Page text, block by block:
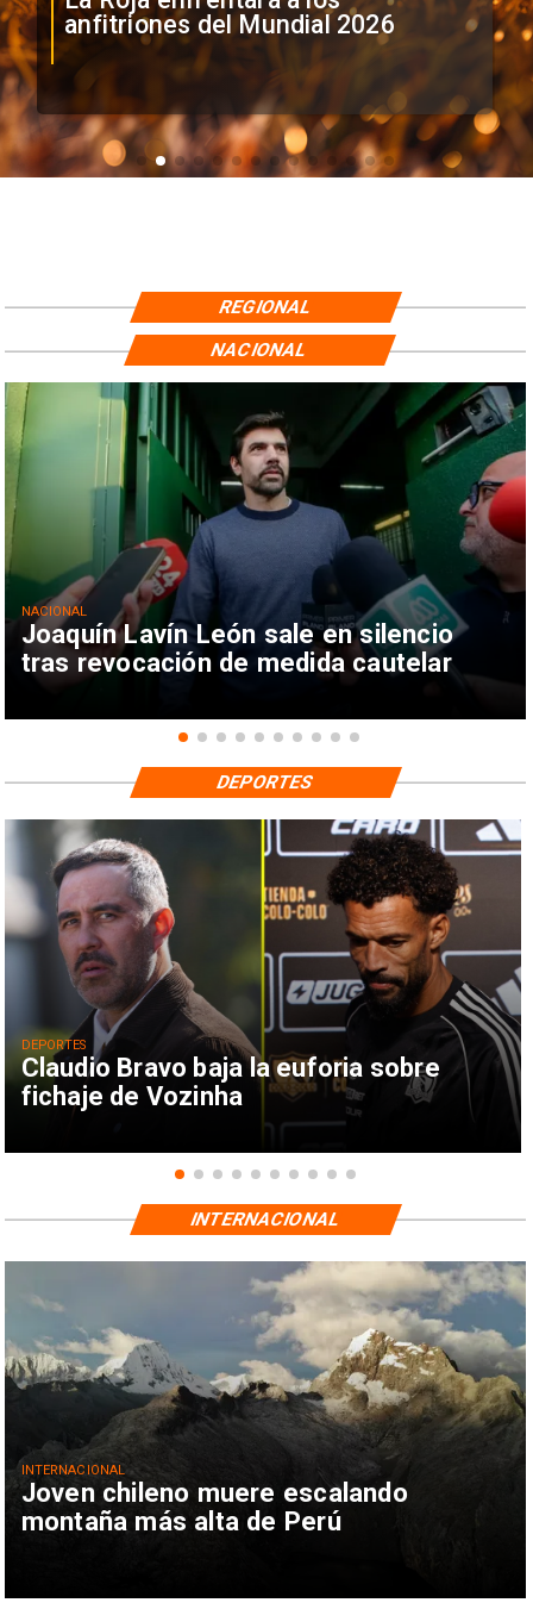
anfitriones del Mundial 2026
REGIONAL
Joaquín Lavín León sale en silencio
tras revocación de medida cautelar
NACIONAL
NACIONAL
Claudio Bravo baja la euforia sobre
fichaje de Vozinha
DEPORTES
DEPORTES
Joven chileno muere escalando
montaña más alta de Perú
INTERNACIONAL
INTERNACIONAL